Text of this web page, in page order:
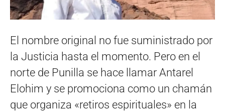
El nombre original no fue suministrado por
la Justicia hasta el momento. Pero en el
norte de Punilla se hace llamar Antarel
Elohim y se promociona como un chamán
que organiza «retiros espirituales» en la